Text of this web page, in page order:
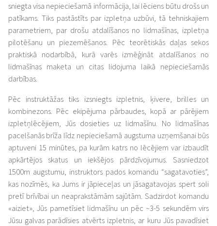
sniegta visa nepieciešamā informācija, lai lēciens būtu drošs un
patīkams. Tiks pastāstīts par izpletņa uzbūvi, tā tehniskajiem
parametriem, par drošu atdalīšanos no lidmašīnas, izpletņa
pilotēšanu un piezemēšanos. Pēc teorētiskās daļas sekos
praktiskā nodarbībā, kurā varēs izmēģināt atdalīšanos no
lidmašīnas maketa un citas lidojuma laikā nepieciešamās
darbības.
Pēc instruktāžas tiks izsniegts izpletnis, ķivere, brilles un
kombinezons. Pēc ekipējuma pārbaudes, kopā ar pārējiem
izpletņlēcējiem, Jūs dosieties uz lidmašīnu. No lidmašīnas
pacelšanās brīža līdz nepieciešamā augstuma uzņemšanai būs
aptuveni 15 minūtes, pa kurām katrs no lēcējiem var izbaudīt
apkārtējos skatus un iekšējos pārdzīvojumus. Sasniedzot
1500m augstumu, instruktors pados komandu “sagatavoties”,
kas nozīmēs, ka Jums ir jāpieceļas un jāsagatavojas spert soli
pretī brīvībai un neaprakstāmām sajūtām. Sadzirdot komandu
«aiziet», Jūs pametīsiet lidmašīnu un pēc ~3-5 sekundēm virs
Jūsu galvas parādīsies atvērts izpletnis, ar kuru Jūs pavadīsiet